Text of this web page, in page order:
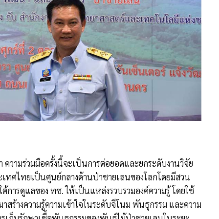
ความร่วมมือครั้งนี้จะเป็นการต่อยอดและยกระดับงานวิจัย
ศไทยเป็นศูนย์กลางด้านป่าชายเลนของโลกโดยมีสวน
ารดูแลของ ทช. ให้เป็นแหล่งรวบรวมองค์ความรู้ โดยใช้
สร้างความรู้ความเข้าใจในระดับจีโนม พันธุกรรม และความ